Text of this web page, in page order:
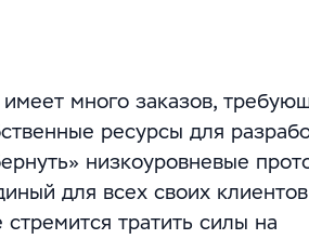
много заказов,
ресурсы для
низкоуровневые
для всех своих клиентов
тратить силы на